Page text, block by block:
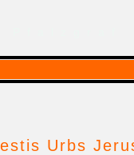
Urbs